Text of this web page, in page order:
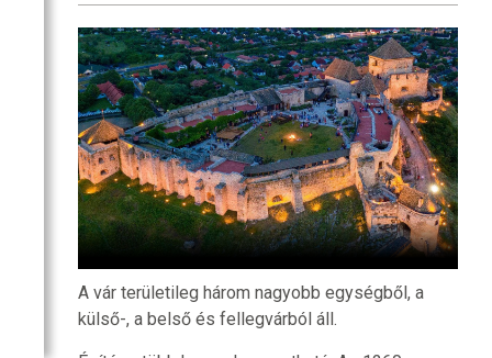
PROGRAM
A vár területileg három nagyobb egységből, a
külső-, a belső és fellegvárból áll.